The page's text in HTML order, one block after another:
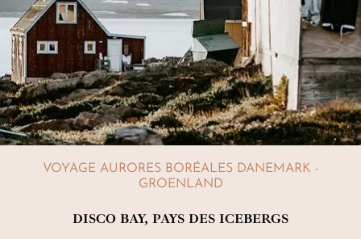
VOYAGE AURORES BORÉALES DANEMARK -
GROENLAND
DISCO BAY, PAYS DES ICEBERGS